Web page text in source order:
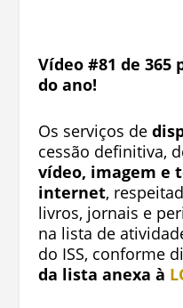
Vídeo #81 de 365
do ano!
Os serviços de
cessão definitiva,
vídeo, imagem e
internet,
livros, jornais e
na lista de
do ISS, conforme
da lista anexa à